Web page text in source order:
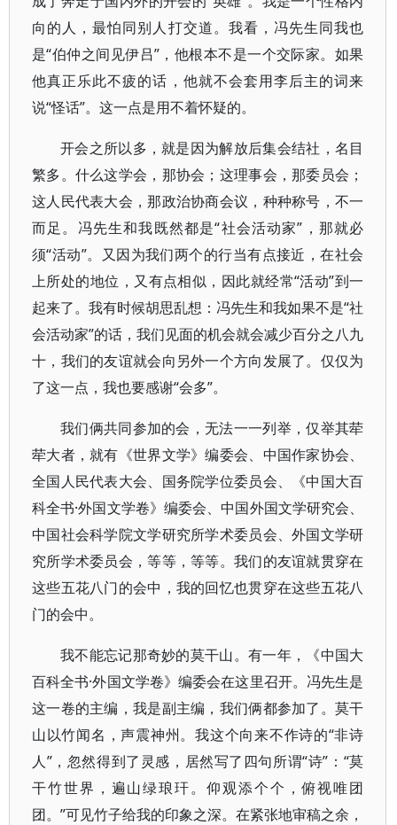
向的人，最怕同别人打交道。我看，冯先生同我也
是“伯仲之间见伊吕”，他根本不是一个交际家。如果
他真正乐此不疲的话，他就不会套用李后主的词来
说“怪话”。这一点是用不着怀疑的。
开会之所以多，就是因为解放后集会结社，名目
繁多。什么这学会，那协会；这理事会，那委员会；
这人民代表大会，那政治协商会议，种种称号，不一
而足。冯先生和我既然都是“社会活动家”，那就必
须“活动”。又因为我们两个的行当有点接近，在社会
上所处的地位，又有点相似，因此就经常“活动”到一
起来了。我有时候胡思乱想：冯先生和我如果不是“社
会活动家”的话，我们见面的机会就会减少百分之八九
十，我们的友谊就会向另外一个方向发展了。仅仅为
了这一点，我也要感谢“会多”。
我们俩共同参加的会，无法一一列举，仅举其荦
荦大者，就有《世界文学》编委会、中国作家协会、
全国人民代表大会、国务院学位委员会、《中国大百
科全书·外国文学卷》编委会、中国外国文学研究会、
中国社会科学院文学研究所学术委员会、外国文学研
究所学术委员会，等等，等等。我们的友谊就贯穿在
这些五花八门的会中，我的回忆也贯穿在这些五花八
门的会中。
我不能忘记那奇妙的莫干山。有一年，《中国大
百科全书·外国文学卷》编委会在这里召开。冯先生是
这一卷的主编，我是副主编，我们俩都参加了。莫干
山以竹闻名，声震神州。我这个向来不作诗的“非诗
人”，忽然得到了灵感，居然写了四句所谓“诗”：“莫
干竹世界，遍山绿琅玕。仰观添个个，俯视唯团
团。”可见竹子给我的印象之深。在紧张地审稿之余，